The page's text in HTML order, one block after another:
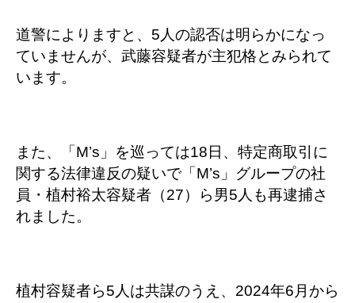
道警によりますと、5人の認否は明らかになっ
ていませんが、武藤容疑者が主犯格とみられて
います。
また、「M’s」を巡っては18日、特定商取引に
関する法律違反の疑いで「M’s」グループの社
員・植村裕太容疑者（27）ら男5人も再逮捕さ
れました。
植村容疑者ら5人は共謀のうえ、2024年6月から